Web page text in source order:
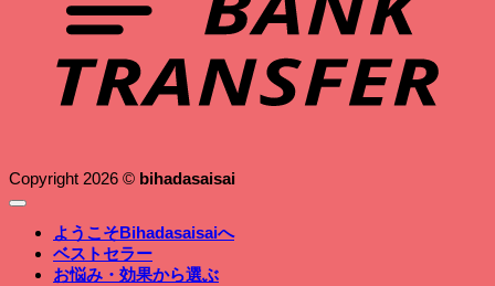
Copyright 2026 © bihadasaisai
ようこそBihadasaisaiへ
ベストセラー
お悩み・効果から選ぶ